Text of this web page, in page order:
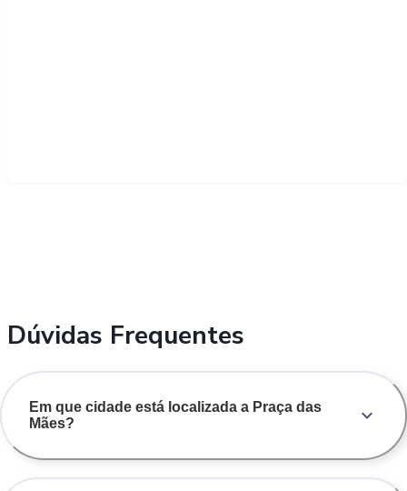
Dúvidas Frequentes
Em que cidade está localizada a Praça das
Mães?